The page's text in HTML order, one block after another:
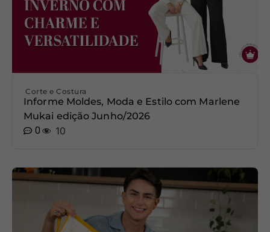
Corte e Costura
Informe Moldes, Moda e Estilo com Marlene
Mukai edição Junho/2026
0
10